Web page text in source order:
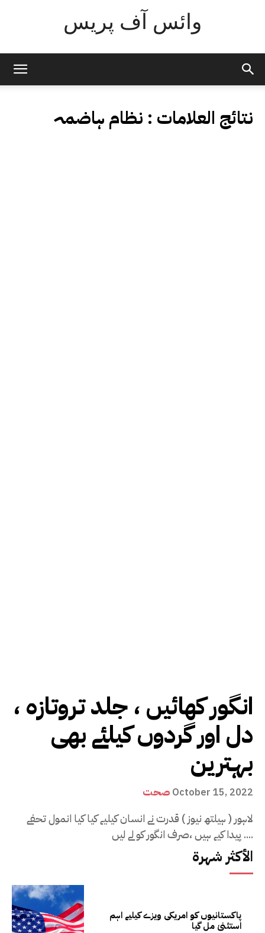
وائس آف پریس
نتائج العلامات : نظام ہاضمہ
انگور کھائیں ، جلد تروتازہ ،
دل اور گردوں کیلئے بھی
بہترین
صحت October 15, 2022
لاہور ( ہیلتھ نیوز ) قدرت نے انسان کیلیے کیا کیا انمول تحفے
پیدا کیے ہیں ،صرف انگور کو لے لیں ....
الأكثر شهرة
پاکستانیوں کو امریکی ویزے کیلیے اہم
استثنیٰ مل گیا